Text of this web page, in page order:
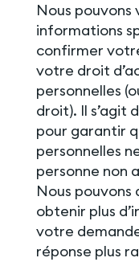
Nous pouvons
informations
confirmer
votre droit
personnelles
droit). Il s’agit
pour garantir
personnelles
personne non
Nous pouvons
obtenir plus
votre
réponse plus